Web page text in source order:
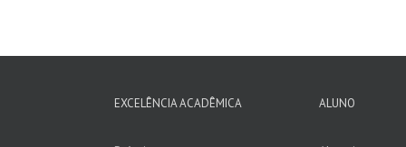
EXCELÊNCIA ACADÊMICA ALUNO